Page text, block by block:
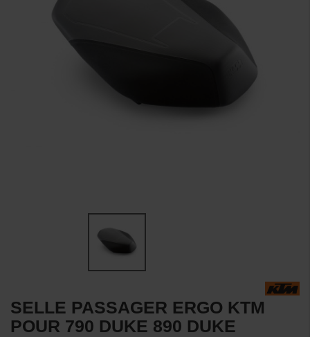
SELLE PASSAGER ERGO KTM
POUR 790 DUKE 890 DUKE